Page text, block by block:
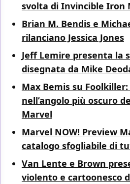
svolta di Invincible Iron
Brian M. Bendis e
rilanciano Jessica Jones
Jeff Lemire presenta la
disegnata da Mike
Max Bemis su Foolkiller:
nell’angolo più oscuro
Marvel
Marvel NOW! Preview
catalogo sfogliabile di
Van Lente e Brown
violento e cartoonesco